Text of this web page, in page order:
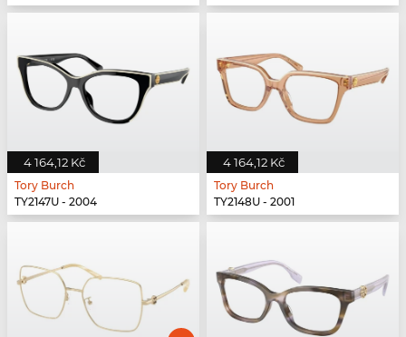
4 164,12 Kč
Tory Burch
TY2147U - 2004
4 164,12 Kč
Tory Burch
TY2148U - 2001